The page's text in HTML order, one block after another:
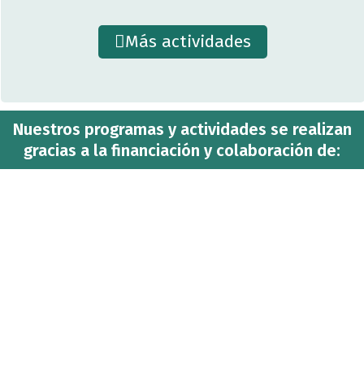
Más actividades
Nuestros programas y actividades se realizan
gracias a la financiación y colaboración de: